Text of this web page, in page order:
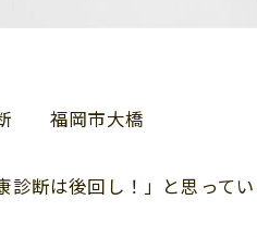
断 福岡市大橋
診断は後回し！」と思って